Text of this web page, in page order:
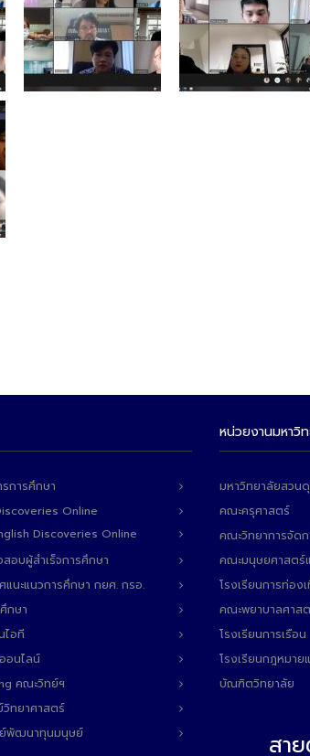
รการศึกษา
Online
Discoveries Online
สอบผู้สำเร็จการศึกษา
แนะแนวการศึกษา กยศ. กรอ.
กษา
ไอที
อนไลน์
คณะวิทย์ฯ
ทยาศาสตร์
พัฒนาทุนมนุษย์
หน่วยงานมหาวิ
มหาวิทยาลัยสวน
คณะครุศาสตร์
คณะวิทยาการจัดก
คณะมนุษยศาสตร์
โรงเรียนการท่อง
คณะพยาบาลศาส
โรงเรียนการเรือน
โรงเรียนกฎหมาย
บัณฑิตวิทยาลัย
สา